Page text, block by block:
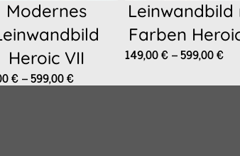
Modernes
Heroic VII
€ –599,00€
Leinwandbild
Farben
149,00€–599,00€
bis